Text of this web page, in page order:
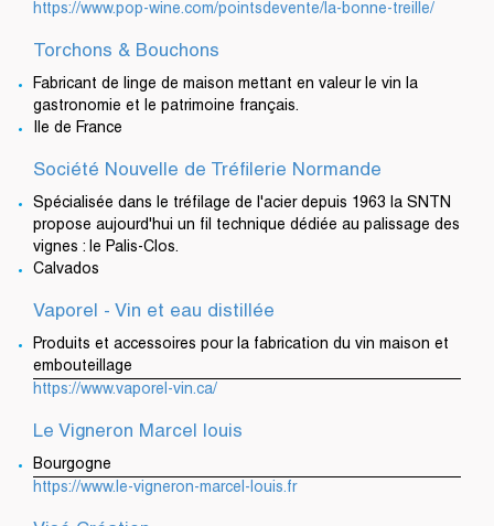
https://www.pop-wine.com/pointsdevente/la-bonne-treille/
Torchons & Bouchons
Fabricant de linge de maison mettant en valeur le vin la
gastronomie et le patrimoine français.
Ile de France
Société Nouvelle de Tréfilerie Normande
Spécialisée dans le tréfilage de l'acier depuis 1963 la SNTN
propose aujourd'hui un fil technique dédiée au palissage des
vignes : le Palis-Clos.
Calvados
Vaporel - Vin et eau distillée
Produits et accessoires pour la fabrication du vin maison et
embouteillage
https://www.vaporel-vin.ca/
Le Vigneron Marcel louis
Bourgogne
https://www.le-vigneron-marcel-louis.fr